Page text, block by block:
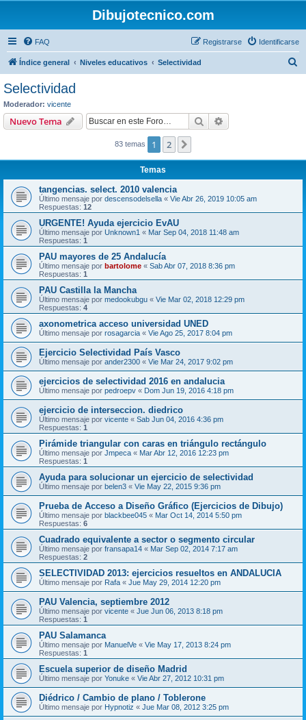
Dibujotecnico.com
FAQ Identificarse
Registrarse
Índice general Niveles educativos Selectividad
Selectividad
Moderador: vicente
Nuevo Tema Buscar
83 temas 1 2
Temas
tangencias. select. 2010 valencia
Último mensaje por descensodelsella « Vie Abr 26, 2019 10:05 am
Respuestas: 12
URGENTE! Ayuda ejercicio EvAU
Último mensaje por Unknown1 « Mar Sep 04, 2018 11:48 am
Respuestas: 1
PAU mayores de 25 Andalucía
Último mensaje por bartolome « Sab Abr 07, 2018 8:36 pm
Respuestas: 1
PAU Castilla la Mancha
Último mensaje por medookubgu « Vie Mar 02, 2018 12:29 pm
Respuestas: 4
axonometrica acceso universidad UNED
Último mensaje por rosagarcia « Vie Ago 25, 2017 8:04 pm
Ejercicio Selectividad País Vasco
Último mensaje por ander2300 « Vie Mar 24, 2017 9:02 pm
ejercicios de selectividad 2016 en andalucia
Último mensaje por pedroepv « Dom Jun 19, 2016 4:18 pm
ejercicio de interseccion. diedrico
Último mensaje por vicente « Sab Jun 04, 2016 4:36 pm
Respuestas: 1
Pirámide triangular con caras en triángulo rectángulo
Último mensaje por Jmpeca « Mar Abr 12, 2016 12:23 pm
Respuestas: 1
Ayuda para solucionar un ejercicio de selectividad
Último mensaje por belen3 « Vie May 22, 2015 9:36 pm
Prueba de Acceso a Diseño Gráfico (Ejercicios de Dibujo)
Último mensaje por blackbee045 « Mar Oct 14, 2014 5:50 pm
Respuestas: 6
Cuadrado equivalente a sector o segmento circular
Último mensaje por fransapa14 « Mar Sep 02, 2014 7:17 am
Respuestas: 2
SELECTIVIDAD 2013: ejercicios resueltos en ANDALUCIA
Último mensaje por Rafa « Jue May 29, 2014 12:20 pm
PAU Valencia, septiembre 2012
Último mensaje por vicente « Jue Jun 06, 2013 8:18 pm
Respuestas: 1
PAU Salamanca
Último mensaje por ManuelVe « Vie May 17, 2013 8:24 pm
Respuestas: 1
Escuela superior de diseño Madrid
Último mensaje por Yonuke « Vie Abr 27, 2012 10:31 pm
Diédrico / Cambio de plano / Toblerone
Último mensaje por Hypnotiz « Jue Mar 08, 2012 3:25 pm